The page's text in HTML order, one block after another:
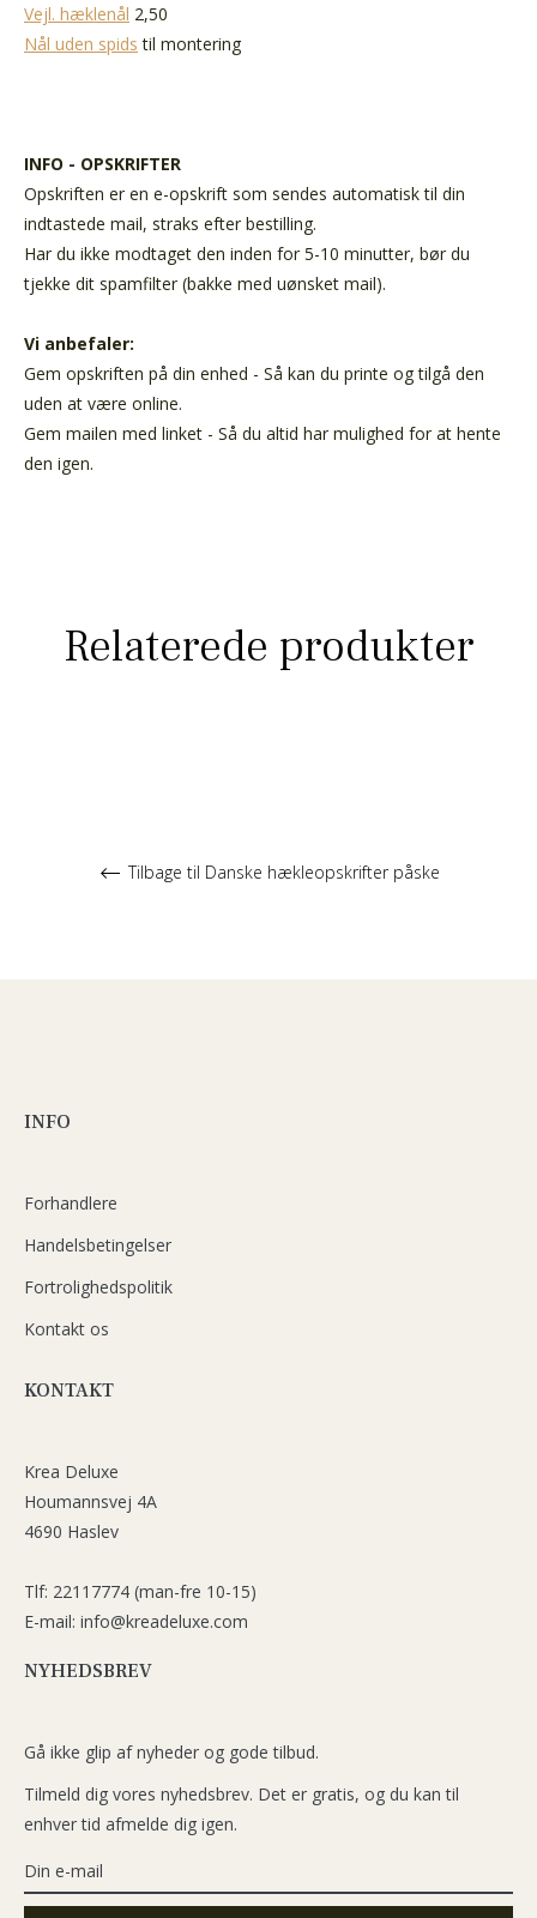
Vejl. hæklenål 2,50
Nål uden spids til montering
INFO - OPSKRIFTER
Opskriften er en e-opskrift som sendes automatisk til din
indtastede mail, straks efter bestilling.
Har du ikke modtaget den inden for 5-10 minutter, bør du
tjekke dit spamfilter (bakke med uønsket mail).
Vi anbefaler:
Gem opskriften på din enhed - Så kan du printe og tilgå den
uden at være online.
Gem mailen med linket - Så du altid har mulighed for at hente
den igen.
Relaterede produkter
Tilbage til Danske hækleopskrifter påske
INFO
Forhandlere
Handelsbetingelser
Fortrolighedspolitik
Kontakt os
KONTAKT
Krea Deluxe
Houmannsvej 4A
4690 Haslev
Tlf: 22117774 (man-fre 10-15)
E-mail: info@kreadeluxe.com
NYHEDSBREV
Gå ikke glip af nyheder og gode tilbud.
Tilmeld dig vores nyhedsbrev. Det er gratis, og du kan til
enhver tid afmelde dig igen.